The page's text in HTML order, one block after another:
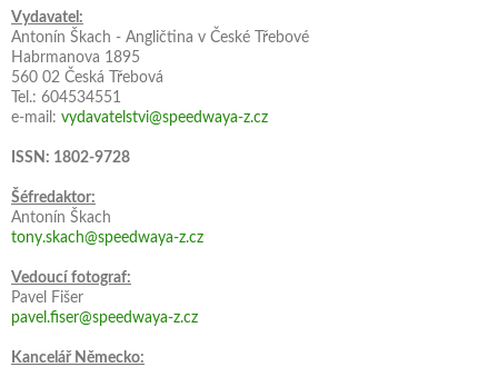
Vydavatel:
Antonín Škach - Angličtina v České Třebové
Habrmanova 1895
560 02 Česká Třebová
Tel.: 604534551
e-mail: vydavatelstvi@speedwaya-z.cz
ISSN: 1802-9728
Šéfredaktor:
Antonín Škach
tony.skach@speedwaya-z.cz
Vedoucí fotograf:
Pavel Fišer
pavel.fiser@speedwaya-z.cz
Kancelář Německo: